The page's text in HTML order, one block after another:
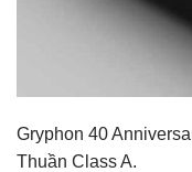
Gryphon 40
Thuần Class A.